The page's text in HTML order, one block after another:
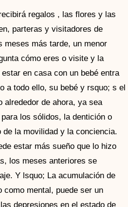
regalos , las flores y las
parteras y visitadores de
meses más tarde, un menor
cómo eres o visite y la
en casa con un bebé entra
a todo ello, su bebé y rsquo; s el
alrededor de ahora, ya sea
los sólidos, la dentición o
de la movilidad y la conciencia.
estar más sueño que lo hizo
los meses anteriores se
Y lsquo; La acumulación de
como mental, puede ser un
depresiones en el estado de